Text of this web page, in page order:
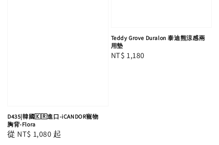
D435|韓國🇰🇷進口-iCANDOR寵物
胸背-Flora
Regular
從 NT$ 1,080 起
Teddy Grove Duralon 泰迪熊涼感兩
用墊
Regular
NT$ 1,180